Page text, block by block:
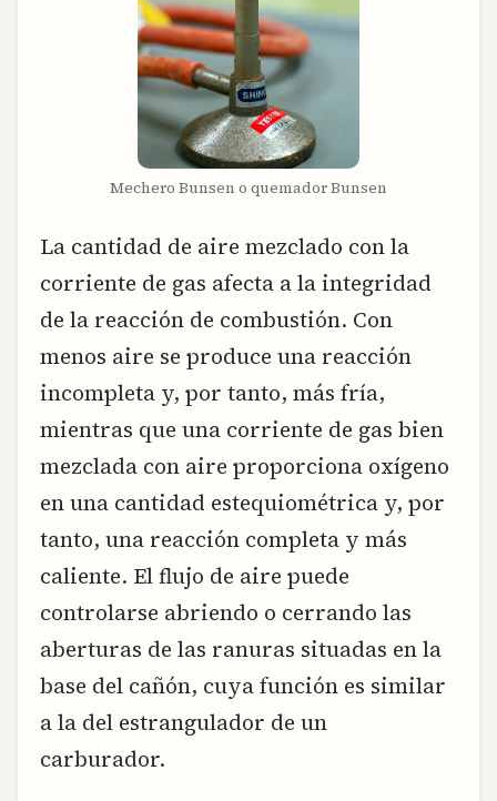
Mechero Bunsen o quemador Bunsen
La cantidad de aire mezclado con la
corriente de gas afecta a la integridad
de la reacción de combustión. Con
menos aire se produce una reacción
incompleta y, por tanto, más fría,
mientras que una corriente de gas bien
mezclada con aire proporciona oxígeno
en una cantidad estequiométrica y, por
tanto, una reacción completa y más
caliente. El flujo de aire puede
controlarse abriendo o cerrando las
aberturas de las ranuras situadas en la
base del cañón, cuya función es similar
a la del estrangulador de un
carburador.